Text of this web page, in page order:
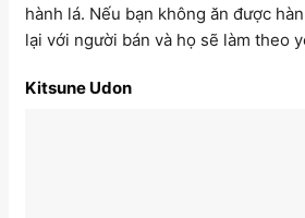
hành lá. Nếu bạn không ăn được
lại với người bán và họ sẽ làm theo
Kitsune Udon